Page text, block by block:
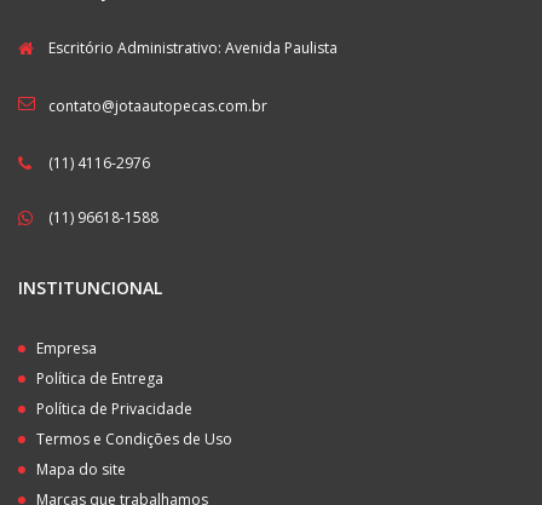
Escritório Administrativo: Avenida Paulista
contato@jotaautopecas.com.br
(11) 4116-2976
(11) 96618-1588
INSTITUNCIONAL
Empresa
Política de Entrega
Política de Privacidade
Termos e Condições de Uso
Mapa do site
Marcas que trabalhamos